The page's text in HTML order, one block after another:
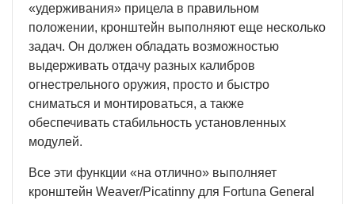
«удерживания» прицела в правильном
положении, кронштейн выполняют еще несколько
задач. Он должен обладать возможностью
выдерживать отдачу разных калибров
огнестрельного оружия, просто и быстро
сниматься и монтироваться, а также
обеспечивать стабильность установленных
модулей.
Все эти функции «на отлично» выполняет
кронштейн Weaver/Picatinny для Fortuna General